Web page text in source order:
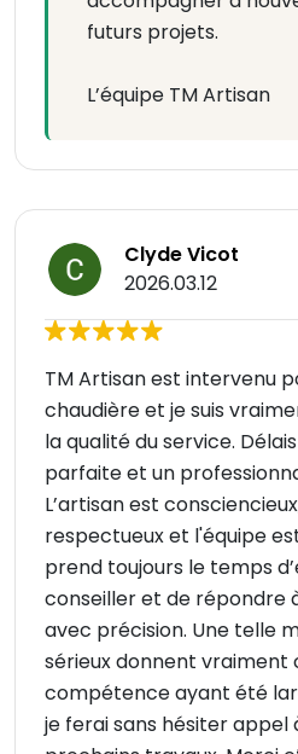
futurs projets.
L’équipe TM Artisan
Clyde Vicot
2026.03.12
TM Artisan est intervenu
chaudière et je suis
la qualité du service.
parfaite et un
L’artisan est
respectueux et l'équipe
prend toujours le temps
conseiller et de répondre
avec précision. Une telle
sérieux donnent vraiment
compétence ayant été
je ferai sans hésiter appel